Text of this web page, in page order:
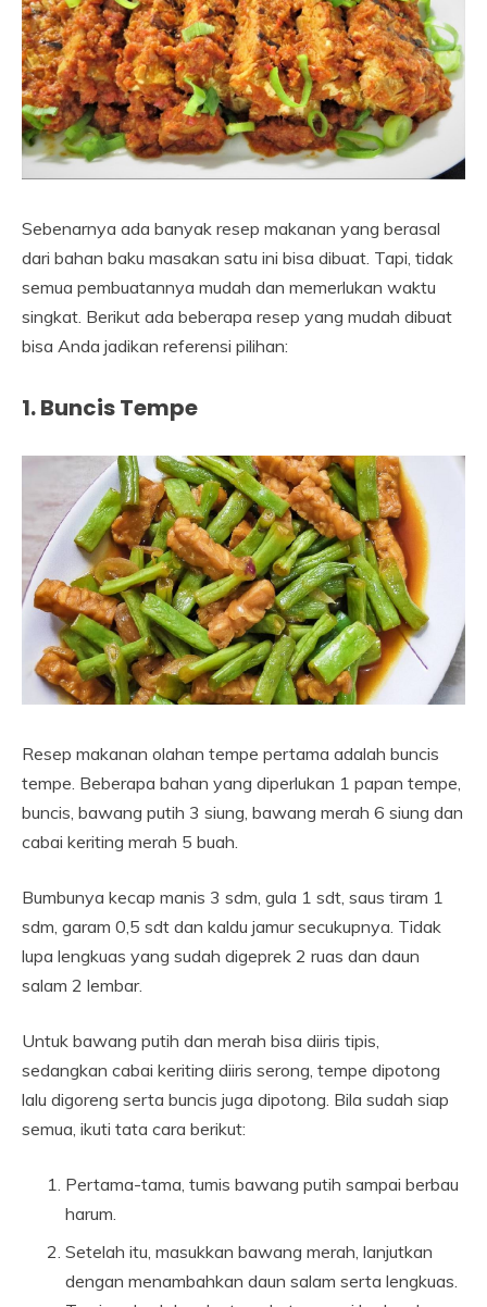
Sebenarnya ada banyak resep makanan yang berasal
dari bahan baku masakan satu ini bisa dibuat. Tapi, tidak
semua pembuatannya mudah dan memerlukan waktu
singkat. Berikut ada beberapa resep yang mudah dibuat
bisa Anda jadikan referensi pilihan:
1. Buncis Tempe
Resep makanan olahan tempe pertama adalah buncis
tempe. Beberapa bahan yang diperlukan 1 papan tempe,
buncis, bawang putih 3 siung, bawang merah 6 siung dan
cabai keriting merah 5 buah.
Bumbunya kecap manis 3 sdm, gula 1 sdt, saus tiram 1
sdm, garam 0,5 sdt dan kaldu jamur secukupnya. Tidak
lupa lengkuas yang sudah digeprek 2 ruas dan daun
salam 2 lembar.
Untuk bawang putih dan merah bisa diiris tipis,
sedangkan cabai keriting diiris serong, tempe dipotong
lalu digoreng serta buncis juga dipotong. Bila sudah siap
semua, ikuti tata cara berikut:
Pertama-tama, tumis bawang putih sampai berbau
harum.
Setelah itu, masukkan bawang merah, lanjutkan
dengan menambahkan daun salam serta lengkuas.